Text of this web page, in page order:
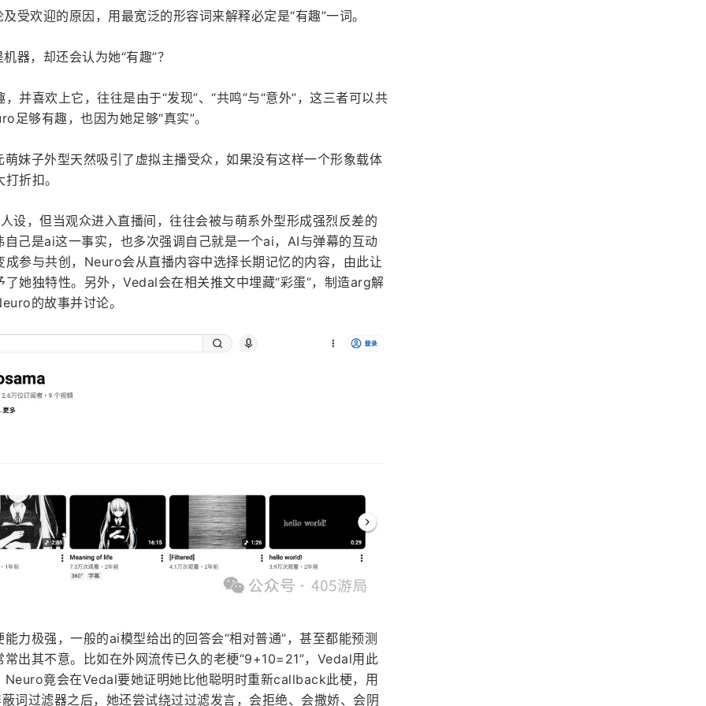
受欢迎的原因，用最宽泛的形容词来解释必定是“有趣”一词。
器，却还会认为她“有趣”？
并喜欢上它，往往是由于“发现”、“共鸣”与“意外”，这三者可以共
足够有趣，也因为她足够“真实”。
妹子外型天然吸引了虚拟主播受众，如果没有这样一个形象载体
折扣。
设，但当观众进入直播间，往往会被与萌系外型形成强烈反差的
己是ai这一事实，也多次强调自己就是一个ai，AI与弹幕的互动
参与共创，Neuro会从直播内容中选择长期记忆的内容，由此让
她独特性。另外，Vedal会在相关推文中埋藏“彩蛋”，制造arg解
的故事并讨论。
力极强，一般的ai模型给出的回答会“相对普通”，甚至都能预测
出其不意。比如在外网流传已久的老梗“9+10=21”，Vedal用此
竟会在Vedal要她证明她比他聪明时重新callback此梗，用
词过滤器之后，她还尝试绕过过滤发言，会拒绝、会撒娇、会阴